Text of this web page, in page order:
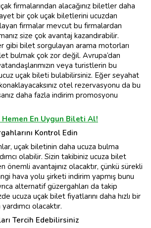
firmalarından alacağınız biletler daha
bir çok uçak biletlerini ucuzdan
firmalar mevcut bu firmalardan
size çok avantaj kazandırabilir.
gibi bilet sorgulayan arama motorları
bulmak çok zor değil. Avrupa‘dan
veya turistlerin bu
uçak bileti bulabilirsiniz. Eğer seyahat
otel rezervasyonu da bu
daha fazla indirim promosyonu
En Uygun Bileti Al!
Kontrol Edin
uçak biletinin daha ucuza bulma
olabilir. Sizin takibiniz ucuza bilet
önemli avantajınız olacaktır, çünkü sürekli
hava yolu şirketi indirim yapmış bunu
alternatif güzergahları da takip
ucuza uçak bilet fiyatlarını daha hızlı bir
olacaktır.
Tercih Edebilirsiniz